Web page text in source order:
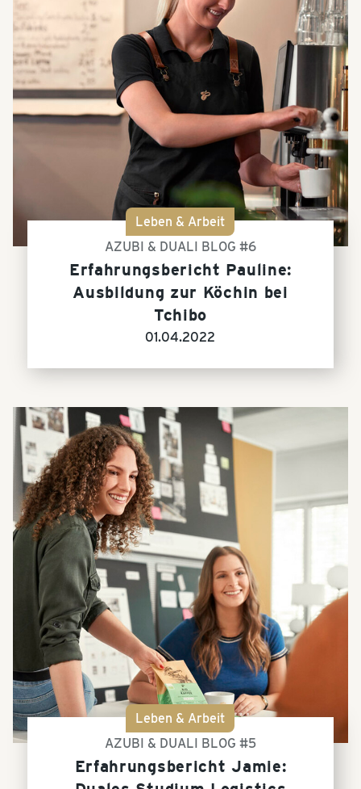
Leben & Arbeit
AZUBI & DUALI BLOG #6
Erfahrungsbericht Pauline:
Ausbildung zur Köchin bei
Tchibo
01.04.2022
Leben & Arbeit
AZUBI & DUALI BLOG #5
Erfahrungsbericht Jamie: